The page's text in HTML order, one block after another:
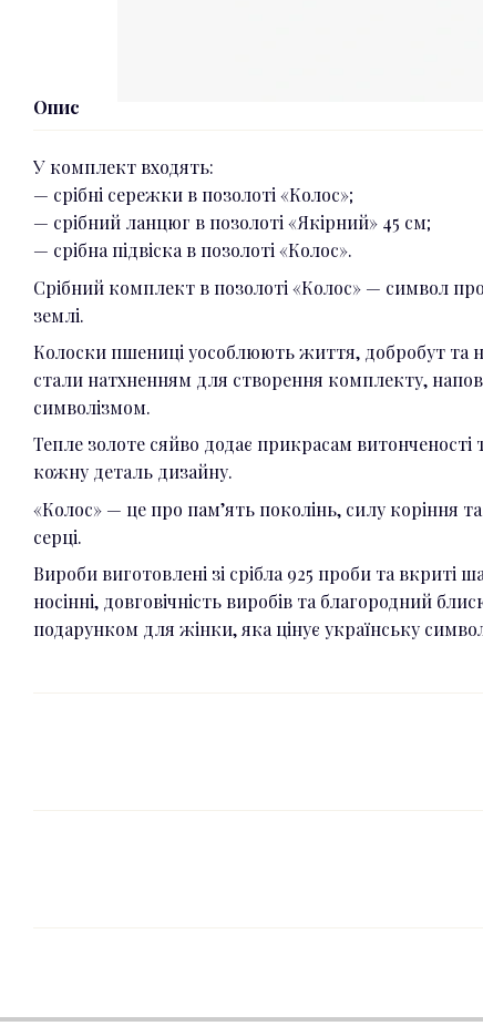
Опис
У комплект входять:
— срібні сережки в позолоті «Колос»;
— срібний ланцюг в позолоті «Якірний» 45 см;
— срібна підвіска в позолоті «Колос».
Срібний комплект в позолоті «Колос» — символ
землі.
Колоски пшениці уособлюють життя, добробут та
стали натхненням для створення комплекту,
символізмом.
Тепле золоте сяйво додає прикрасам
кожну деталь дизайну.
«Колос» — це про пам’ять поколінь, силу коріння
серці.
Вироби виготовлені зі срібла 925 проби та
носінні, довговічність виробів та благородний
подарунком для жінки, яка цінує українську